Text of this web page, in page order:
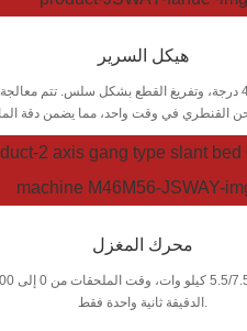
هيكل السرير
هيكل مائل بزاوية 45 درجة، وتفريغ القطع بشكل سلس. تتم
محرك المغزل
الدقيقة ثانية واحدة فقط.